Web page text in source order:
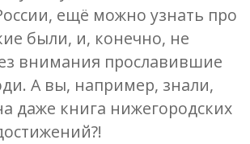
ещё можно узнать про
были, и, конечно, не
внимания прославившие
А вы, например, знали,
даже книга нижегородских